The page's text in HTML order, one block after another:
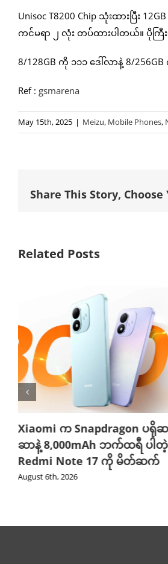
Unisoc T8200 Chip သုံးထားပြီး
ကင်မရာ ၂ လုံး တပ်ထားပါတယ်။ ပိုကြီး
8/128GB ကို ၁၁၁ ဒေါ်လာနဲ့ 8/
Ref : gsmarena
May 15th, 2025 | Meizu, Mobile Phones,
Share This Story,
Related Posts
Xiaomi က Snapdragon ပ
ဆာနဲ့ 8,000mAh ဘက်ထရီ ပါတဲ့
Redmi Note 17 ကို မိတ်ဆက်
August 6th, 2026